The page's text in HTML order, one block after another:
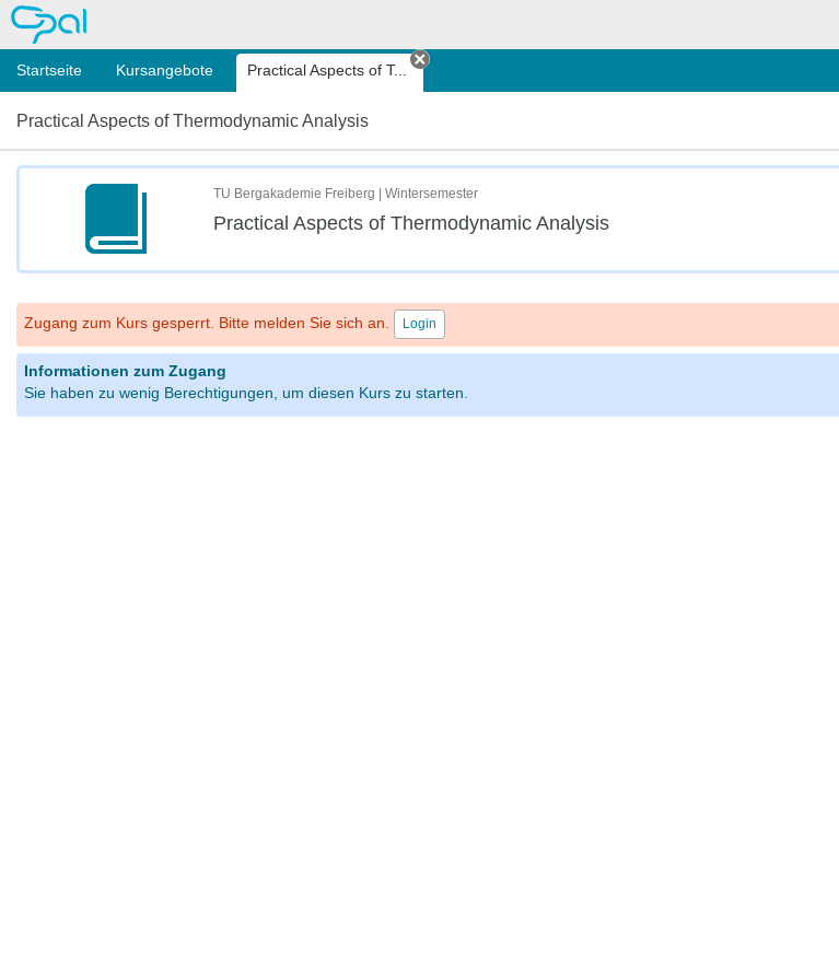
OPAL
Startseite Kursangebote Practical Aspects of T...
Tab schließen
Practical Aspects of Thermodynamic Analysis
TU Bergakademie Freiberg | Wintersemester
Practical Aspects of Thermodynamic Analysis
Zugang zum Kurs gesperrt. Bitte melden Sie sich an. Login
Informationen zum Zugang
Sie haben zu wenig Berechtigungen, um diesen Kurs zu starten.